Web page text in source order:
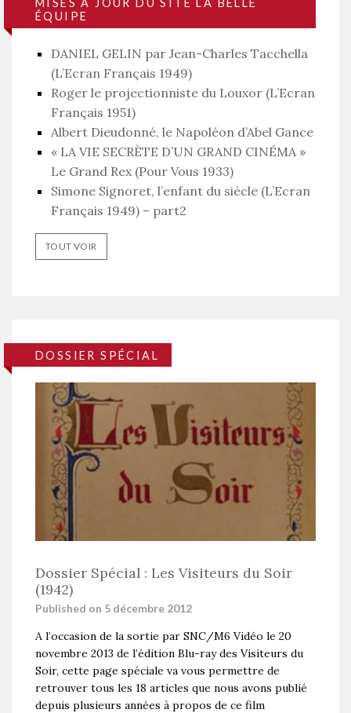
MISES À JOUR DU SITE LA BELLE
ÉQUIPE
DANIEL GELIN par Jean-Charles Tacchella
(L’Ecran Français 1949)
Roger le projectionniste du Louxor (L’Ecran
Français 1951)
Albert Dieudonné, le Napoléon d’Abel Gance
« LA VIE SECRÈTE D’UN GRAND CINÉMA »
Le Grand Rex (Pour Vous 1933)
Simone Signoret, l’enfant du siècle (L’Ecran
Français 1949) – part2
TOUT VOIR
DOSSIER SPÉCIAL
Dossier Spécial : Les Visiteurs du Soir
(1942)
Published on 5 décembre 2012
A l’occasion de la sortie par SNC/M6 Vidéo le 20
novembre 2013 de l’édition Blu-ray des Visiteurs du
Soir, cette page spéciale va vous permettre de
retrouver tous les 18 articles que nous avons publié
depuis plusieurs années à propos de ce film